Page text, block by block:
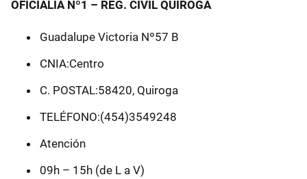
OFICIALÍA Nº1 – REG. CIVIL QUIROGA
Guadalupe Victoria Nº57 B
CNIA:Centro
C. POSTAL:58420, Quiroga
TELÉFONO:(454)3549248
Atención
09h – 15h (de L a V)